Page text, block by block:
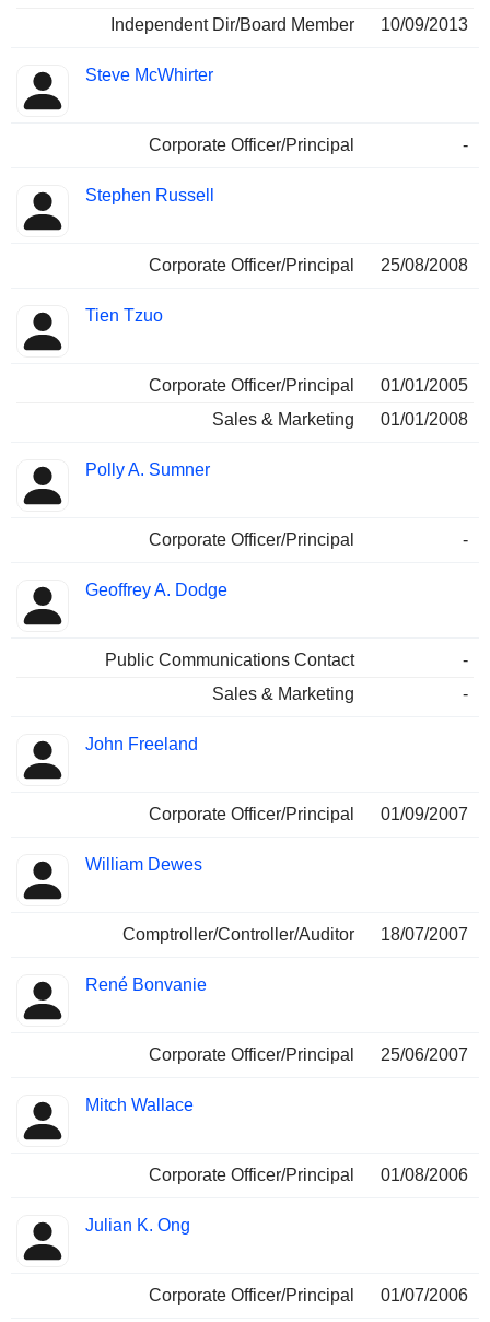
Independent Dir/Board Member
10/09/2013
Steve McWhirter
Corporate Officer/Principal -
Stephen Russell
Corporate Officer/Principal 25/08/2008
Tien Tzuo
Corporate Officer/Principal
01/01/2005
Sales & Marketing
01/01/2008
Polly A. Sumner
Corporate Officer/Principal -
Geoffrey A. Dodge
Public Communications Contact
-
Sales & Marketing
-
John Freeland
Corporate Officer/Principal 01/09/2007
William Dewes
Comptroller/Controller/Auditor 18/07/2007
René Bonvanie
Corporate Officer/Principal 25/06/2007
Mitch Wallace
Corporate Officer/Principal 01/08/2006
Julian K. Ong
Corporate Officer/Principal 01/07/2006